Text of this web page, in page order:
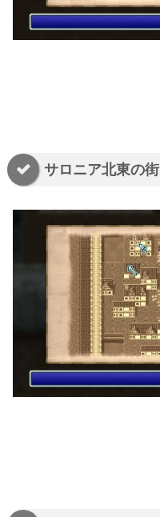
サロニア北東の街